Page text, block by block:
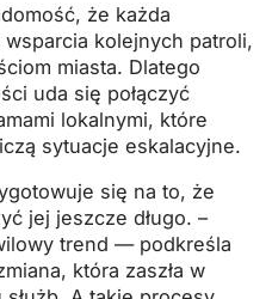
że każda
kolejnych patroli,
miasta. Dlatego
uda się połączyć
lokalnymi, które
sytuacje eskalacyjne.
się na to, że
jej jeszcze długo. –
trend — podkreśla
która zaszła w